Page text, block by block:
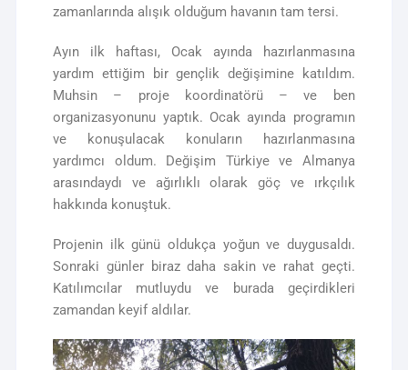
zamanlarında alışık olduğum havanın tam tersi.
Ayın ilk haftası, Ocak ayında hazırlanmasına
yardım ettiğim bir gençlik değişimine katıldım.
Muhsin – proje koordinatörü – ve ben
organizasyonunu yaptık. Ocak ayında programın
ve konuşulacak konuların hazırlanmasına
yardımcı oldum. Değişim Türkiye ve Almanya
arasındaydı ve ağırlıklı olarak göç ve ırkçılık
hakkında konuştuk.
Projenin ilk günü oldukça yoğun ve duygusaldı.
Sonraki günler biraz daha sakin ve rahat geçti.
Katılımcılar mutluydu ve burada geçirdikleri
zamandan keyif aldılar.